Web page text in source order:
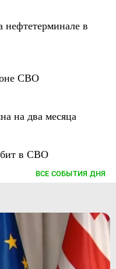
в
СВО
на два месяца
в СВО
ВСЕ СОБЫТИЯ ДНЯ